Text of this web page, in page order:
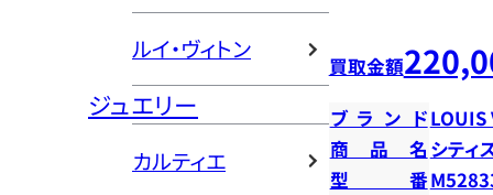
ルイ・ヴィトン
ジュエリー
カルティエ
買取金額
ブランドLOUIS
商品名 シティ
型番